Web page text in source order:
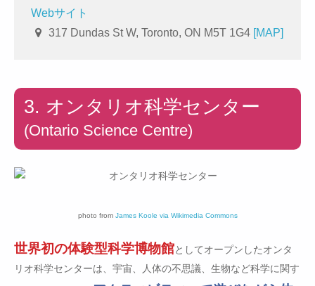
Webサイト
317 Dundas St W, Toronto, ON M5T 1G4 [MAP]
3. オンタリオ科学センター
(Ontario Science Centre)
photo from James Koole via Wikimedia Commons
世界初の体験型科学博物館としてオープンしたオンタ
リオ科学センターは、宇宙、人体の不思議、生物など科学に関す